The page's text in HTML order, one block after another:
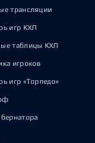
трансляции
игр КХЛ
таблицы КХЛ
игроков
игр «Торпедо»